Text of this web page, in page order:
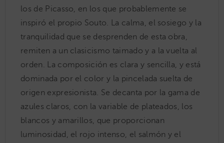
los de Picasso, en los que probablemente se
inspiró el propio Souto. La calma, el sosiego y la
tranquilidad que se desprenden de esta obra,
remiten a un clasicismo taimado y a la vuelta al
orden. La composición es clara y sencilla, y está
dominada por el color y la pincelada suelta de
origen expresionista. Se decanta por la gama de
azules claros, con la variable de plateados, los
blancos y amarillos, que proporcionan
luminosidad, el rojo intenso, el salmón y el